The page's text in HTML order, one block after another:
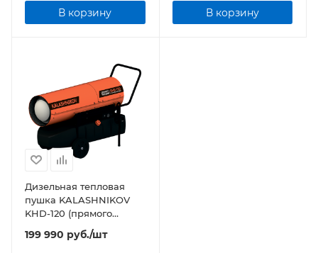
В корзину В корзину
Дизельная тепловая
пушка KALASHNIKOV
KHD-120 (прямого
199 990 руб./шт